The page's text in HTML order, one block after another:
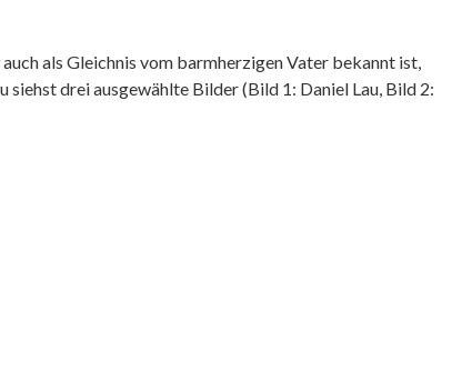
als Gleichnis vom barmherzigen Vater bekannt ist,
drei ausgewählte Bilder (Bild 1: Daniel Lau, Bild 2: